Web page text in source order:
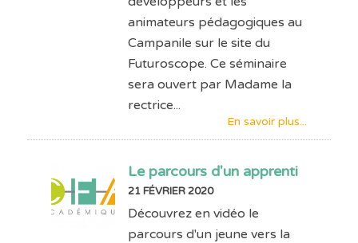
animateurs pédagogiques au
Campanile sur le site du
Futuroscope. Ce séminaire
sera ouvert par Madame la
rectrice...
En savoir plus...
Le parcours d'un apprenti
21 FÉVRIER 2020
Découvrez en vidéo le
parcours d'un jeune vers la